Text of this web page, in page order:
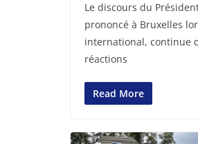
Le discours du
prononcé à Bruxelles
international, continue
réactions
Read More